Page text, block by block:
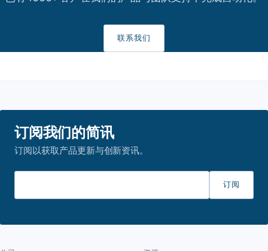
联系我们
订阅我们的简讯
订阅以获取产品更新与创新资讯。
请输入邮箱
订阅